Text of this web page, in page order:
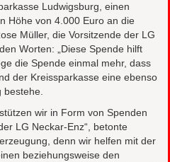
Ludwigsburg, einen
Höhe von 4.000 Euro an die
Müller, die Vorsitzende der LG
Worten: „Diese Spende hilft
die Spende einmal mehr, dass
der Kreissparkasse eine ebenso
bestehe.
wir in Form von Spenden
LG Neckar-Enz“, betonte
denn wir helfen mit der
beziehungsweise den